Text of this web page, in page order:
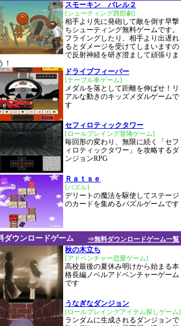
スモーキン バレル２
[シューティング西部劇]
相手より先に発砲して敵を倒す早撃
ちシューティング無料ゲームです。
フライングしたり、相手より出遅れ
るとダメージを受けてしまいますの
で反射神経を研ぎ澄まして頑張りま
！
ドライブフィーバー
[テーブル車ゲーム]
メダルを落として距離を伸ばせ！リ
アルな動きのキッズメダルゲームで
す
セフィロティックタワー
[ロールプレイング冒険ゲーム]
毎回形の変わり、無限に続く「セフ
ィロティックタワー」を攻略するダ
ンジョンRPG
Ｒａｔｓｅ
[パズル]
デリートの魔法を駆使してステージ
のカードを集めるパズルゲームです
⇒無料ダウンロードゲーム一覧
ダウンロードゲーム
秋の木立ち
[アドベンチャー恋愛ゲーム]
高校最後の夏休み明けから始まる本
格長編ノベルアドベンチャーゲーム
です
うなぎなダンジョン
[ロールプレイングアイテム探しゲーム]
ランダムに生成されるダンジョンで